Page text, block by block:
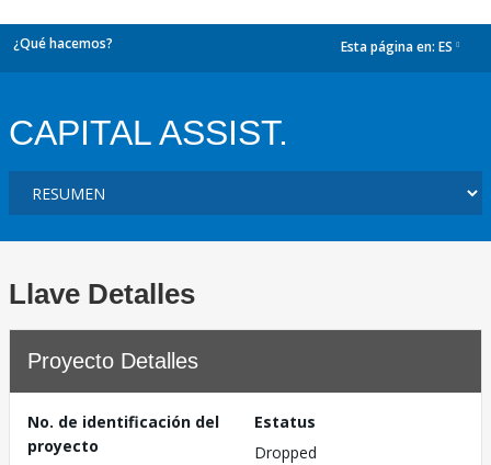
¿Qué hacemos? Esta página en: ES
CAPITAL ASSIST.
Llave Detalles
Proyecto Detalles
No. de identificación del
proyecto
Estatus
Dropped